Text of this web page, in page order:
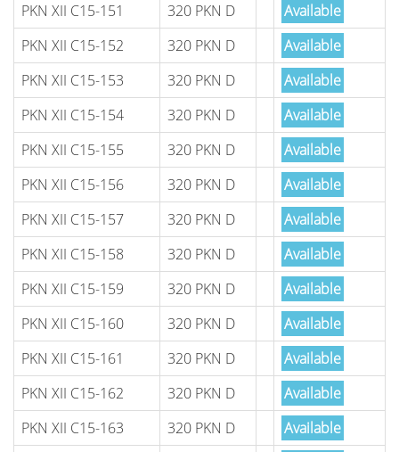
PKN XII C15-151
320 PKN D
Available
PKN XII C15-152
320 PKN D
Available
PKN XII C15-153
320 PKN D
Available
PKN XII C15-154
320 PKN D
Available
PKN XII C15-155
320 PKN D
Available
PKN XII C15-156
320 PKN D
Available
PKN XII C15-157
320 PKN D
Available
PKN XII C15-158
320 PKN D
Available
PKN XII C15-159
320 PKN D
Available
PKN XII C15-160
320 PKN D
Available
PKN XII C15-161
320 PKN D
Available
PKN XII C15-162
320 PKN D
Available
PKN XII C15-163
320 PKN D Available